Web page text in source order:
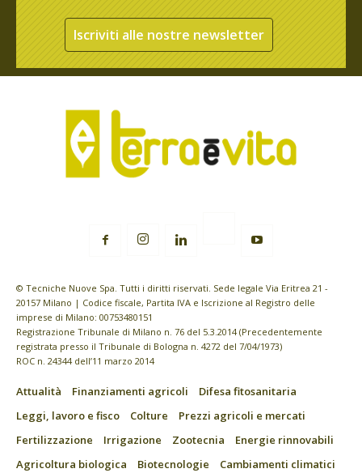
Iscriviti alle nostre newsletter
© Tecniche Nuove Spa. Tutti i diritti riservati. Sede legale Via Eritrea 21 -
20157 Milano | Codice fiscale, Partita IVA e Iscrizione al Registro delle
imprese di Milano: 00753480151
Registrazione Tribunale di Milano n. 76 del 5.3.2014 (Precedentemente
registrata presso il Tribunale di Bologna n. 4272 del 7/04/1973)
ROC n. 24344 dell’11 marzo 2014
Attualità Finanziamenti agricoli
Difesa fitosanitaria
Leggi, lavoro e fisco
Colture
Prezzi agricoli e mercati
Fertilizzazione
Irrigazione Zootecnia
Energie rinnovabili
Agricoltura biologica
Biotecnologie
Cambiamenti climatici